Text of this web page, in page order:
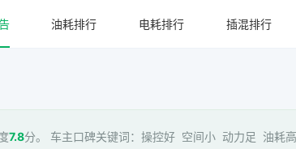
油耗排行 电耗排行 插混排行
7.8分。 车主口碑关键词：操控好 空间小 动力足 油耗